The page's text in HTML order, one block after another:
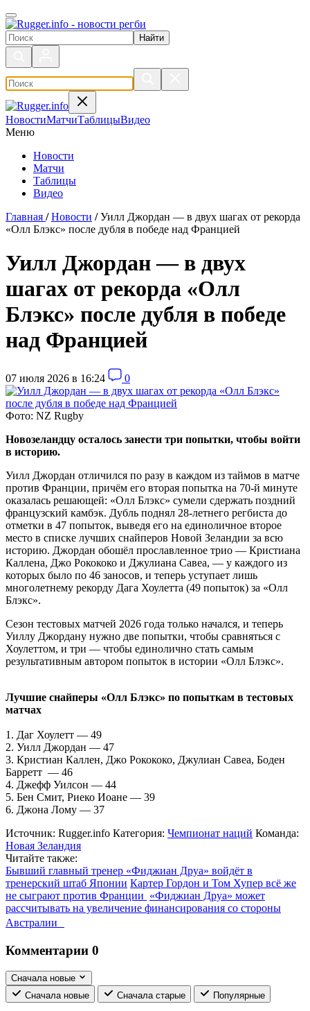
Поиск по сайту
НовостиМатчиТаблицыВидео
Меню
Новости
Матчи
Таблицы
Видео
Главная / Новости / Уилл Джордан — в двух шагах от рекорда
«Олл Блэкс» после дубля в победе над Францией
Уилл Джордан — в двух
шагах от рекорда «Олл
Блэкс» после дубля в победе
над Францией
07 июля 2026 в 16:24 0
Фото: NZ Rugby
Новозеландцу осталось занести три попытки, чтобы войти
в историю.
Уилл Джордан отличился по разу в каждом из таймов в матче
против Франции, причём его вторая попытка на 70-й минуте
оказалась решающей: «Олл Блэкс» сумели сдержать поздний
французский камбэк. Дубль поднял 28-летнего регбиста до
отметки в 47 попыток, выведя его на единоличное второе
место в списке лучших снайперов Новой Зеландии за всю
историю. Джордан обошёл прославленное трио — Кристиана
Каллена, Джо Рокококо и Джулиана Савеа, — у каждого из
которых было по 46 заносов, и теперь уступает лишь
многолетнему рекорду Дага Хоулетта (49 попыток) за «Олл
Блэкс».
Сезон тестовых матчей 2026 года только начался, и теперь
Уиллу Джордану нужно две попытки, чтобы сравняться с
Хоулеттом, и три — чтобы единолично стать самым
результативным автором попыток в истории «Олл Блэкс».
Лучшие снайперы «Олл Блэкс» по попыткам в тестовых
матчах
1. Даг Хоулетт — 49
2. Уилл Джордан — 47
3. Кристиан Каллен, Джо Рокококо, Джулиан Савеа, Боден
Барретт — 46
4. Джефф Уилсон — 44
5. Бен Смит, Риеко Иоане — 39
6. Джона Лому — 37
Источник: Rugger.info Категория: Чемпионат наций Команда:
Новая Зеландия
Читайте также:
Бывший главный тренер «Фиджиан Друа» войдёт в
тренерский штаб Японии Картер Гордон и Том Хупер всё же
не сыграют против Франции «Фиджиан Друа» может
рассчитывать на увеличение финансирования со стороны
Австралии
Комментарии 0
Сначала новые
Сначала новые
Сначала старые Популярные